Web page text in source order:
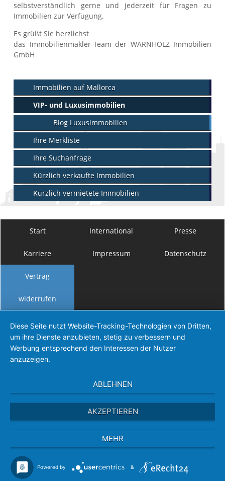
selbstverständlich gerne und jederzeit für Fragen zu
Immobilien zur Verfügung.
Es grüßt Sie herzlichst
das Immobilienmakler-Team der WARNHOLZ Immobilien
GmbH
Immobilien auf Mallorca
VIP- und Luxusimmobilien
Blog Luxusimmobilien
Ihre Merkliste
Ihre Suchanfrage
Kürzlich verkaufte Immobilien
Kürzlich vermietete Immobilien
Start International Presse
Karriere Impressum Datenschutz
Vertrag
widerrufen
Diese Seite nutzt Website-Tracking-Technologien von Dritten,
um ihre Dienste anzubieten, stetig zu verbessern und
Werbung entsprechend den Interessen der Nutzer
anzuzeigen.
ABLEHNEN
AKZEPTIEREN
MEHR
Powered by &